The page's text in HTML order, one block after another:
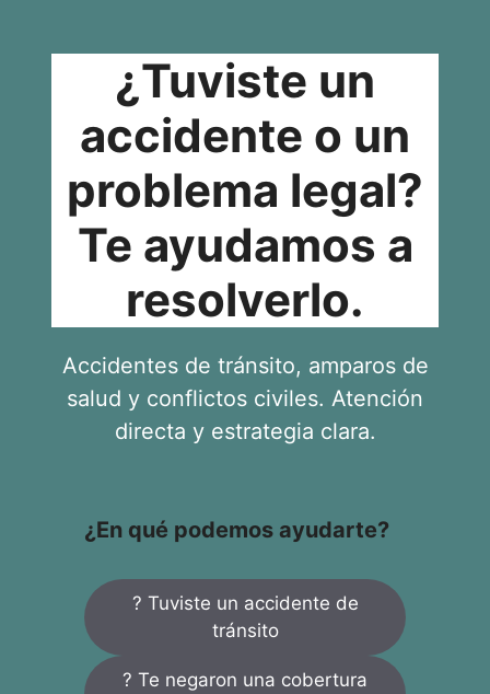
¿Tuviste un
accidente o un
problema legal?
Te ayudamos a
resolverlo.
Accidentes de tránsito, amparos de
salud y conflictos civiles. Atención
directa y estrategia clara.
¿En qué podemos ayudarte?
? Tuviste un accidente de
tránsito
? Te negaron una cobertura